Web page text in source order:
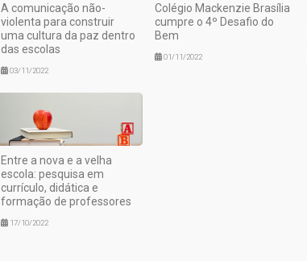
A comunicação não-
violenta para construir
uma cultura da paz dentro
das escolas
03/11/2022
Colégio Mackenzie Brasília
cumpre o 4º Desafio do
Bem
01/11/2022
Entre a nova e a velha
escola: pesquisa em
currículo, didática e
formação de professores
17/10/2022